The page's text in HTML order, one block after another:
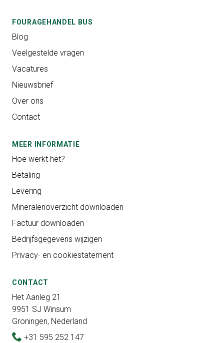
FOURAGEHANDEL BUS
Blog
Veelgestelde vragen
Vacatures
Nieuwsbrief
Over ons
Contact
MEER INFORMATIE
Hoe werkt het?
Betaling
Levering
Mineralenoverzicht downloaden
Factuur downloaden
Bedrijfsgegevens wijzigen
Privacy- en cookiestatement
CONTACT
Het Aanleg 21
9951 SJ Winsum
Groningen, Nederland
+31 595 252 147